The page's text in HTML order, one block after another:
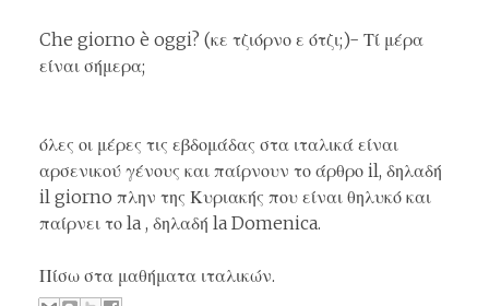
Che giorno è oggi? (κε τζιόρνο ε ότζι;)- Τί μέρα
είναι σήμερα;
όλες οι μέρες τις εβδομάδας στα ιταλικά είναι
αρσενικού γένους και παίρνουν το άρθρο il, δηλαδή
il giorno πλην της Κυριακής που είναι θηλυκό και
παίρνει το la , δηλαδή la Domenica.
Πίσω στα μαθήματα ιταλικών.